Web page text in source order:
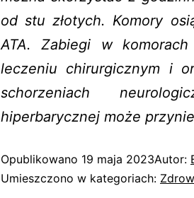
od stu złotych. Komory
ATA. Zabiegi w
leczeniu chirurgicznym i
schorzeniach
hiperbarycznej może
Opublikowano 19 maja 2023Autor:
Umieszczono w kategoriach: